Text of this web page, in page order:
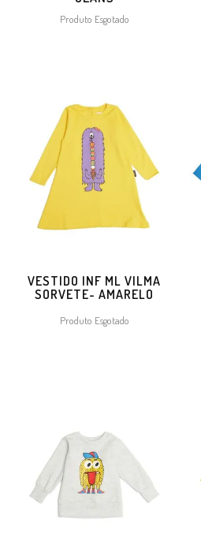
Produto Esgotado
VESTIDO INF ML VILMA
SORVETE- AMARELO
Produto Esgotado